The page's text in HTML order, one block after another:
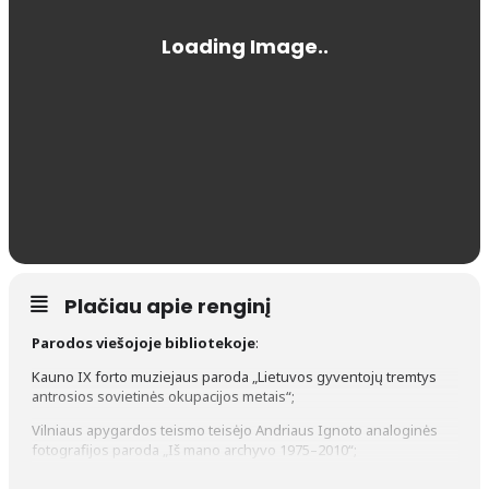
Plačiau apie renginį
Parodos viešojoje bibliotekoje:
Kauno IX forto muziejaus paroda „Lietuvos gyventojų tremtys
antrosios sovietinės okupacijos metais“;
Vilniaus apygardos teismo teisėjo Andriaus Ignoto analoginės
fotografijos paroda „Iš mano archyvo 1975–2010“;